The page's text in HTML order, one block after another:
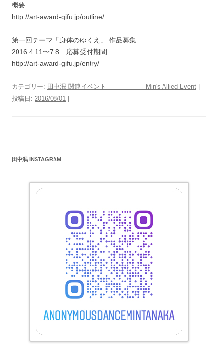
概要
http://art-award-gifu.jp/outline/
第一回テーマ「身体のゆくえ」 作品募集
2016.4.11〜7.8 応募受付期間
http://art-award-gifu.jp/entry/
カテゴリー: 田中泯 関連イベント｜ Min's Allied Event |
投稿日: 2016/08/01 |
田中泯 INSTAGRAM